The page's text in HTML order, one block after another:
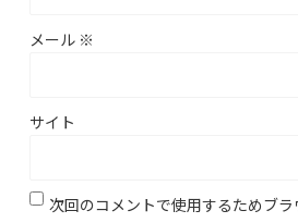
メール ※
サイト
次回のコメントで使用するためブ